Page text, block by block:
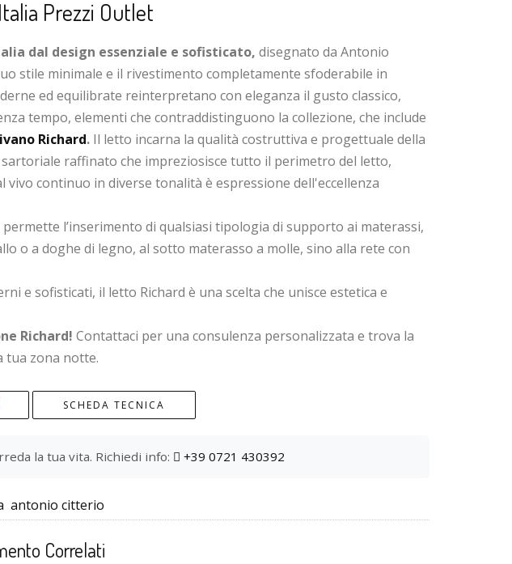
Prezzi Outlet
dal design essenziale e sofisticato, disegnato da Antonio
stile minimale e il rivestimento completamente sfoderabile in
ed equilibrate reinterpretano con eleganza il gusto classico,
tempo, elementi che contraddistinguono la collezione, che include
Richard. Il letto incarna la qualità costruttiva e progettuale della
raffinato che impreziosisce tutto il perimetro del letto,
continuo in diverse tonalità è espressione dell'eccellenza
l’inserimento di qualsiasi tipologia di supporto ai materassi,
o a doghe di legno, al sotto materasso a molle, sino alla rete con
e sofisticati, il letto Richard è una scelta che unisce estetica e
Richard! Contattaci per una consulenza personalizzata e trova la
tua zona notte.
SCHEDA TECNICA
la tua vita. Richiedi info: +39 0721 430392
antonio citterio
Correlati